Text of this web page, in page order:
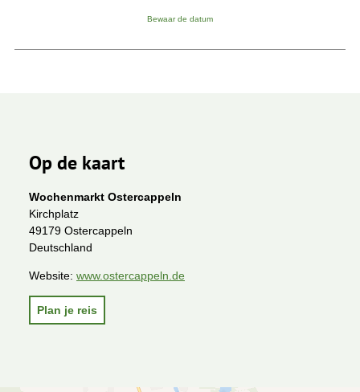
Bewaar de datum
Op de kaart
Wochenmarkt Ostercappeln
Kirchplatz
49179 Ostercappeln
Deutschland
Website: www.ostercappeln.de
Plan je reis